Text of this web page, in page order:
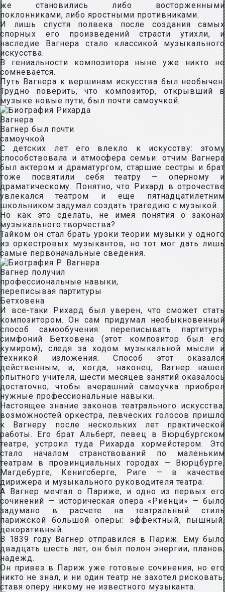
же становились либо восторженными
поклонниками, либо яростными противниками.
И лишь спустя полвека после создания самых
спорных его произведений страсти утихли, и
наследие Вагнера стало классикой музыкального
искусства.
В гениальности композитора ныне уже никто не
сомневается.
Путь Вагнера к вершинам искусства был необычен.
Трудно поверить, что композитор, открывший в
музыке новые пути, был почти самоучкой.
Вагнер был почти
самоучкой
С детских лет его влекло к искусству: этому
способствовала и атмосфера семьи: отчим Вагнера
был актером и драматургом, старшие сестры и брат
тоже посвятили себя театру — оперному и
драматическому. Понятно, что Рихард в отрочестве
увлекался театром и еще пятнадцатилетним
школьником задумал создать трагедию с музыкой.
Но как это сделать, не имея понятия о законах
музыкального творчества?
Тайком он стал брать уроки теории музыки у одного
из оркестровых музыкантов, но тот мог дать лишь
самые первоначальные сведения.
Вагнер получил
профессиональные навыки,
переписывая партитуры
Бетховена
И все-таки Рихард был уверен, что сможет стать
композитором. Он сам придумал необыкновенный
способ самообучения: переписывать партитуры
симфоний Бетховена (этот композитор был его
кумиром), следя за ходом музыкальной мысли и
техникой изложения. Способ этот оказался
действенным, и, когда, наконец, Вагнер нашел
опытного учителя, шести месяцев занятий оказалось
достаточно, чтобы вчерашний самоучка приобрел
нужные профессиональные навыки.
Настоящее знание законов театрального искусства,
возможностей оркестра, певческих голосов пришло
к Вагнеру после нескольких лет практической
работы. Его брат Альберт, певец в Вюрцбургском
театре, устроил туда Рихарда хормейстером. Это
стало началом странствований по маленьким
театрам в провинциальных городах — Вюрцбурге,
Магдебурге, Кенигсберге, Риге — в качестве
дирижера и музыкального руководителя театра.
А Вагнер мечтал о Париже, и одно из первых его
сочинений — историческая опера «Риенци» — было
задумано в расчете на театральный стиль
парижской большой оперы: эффектный, пышный,
декоративный.
В 1839 году Вагнер отправился в Париж. Ему было
двадцать шесть лет, он был полон энергии, планов,
надежд.
Он привез в Париж уже готовые сочинения, но его
никто не знал, и ни один театр не захотел рисковать,
ставя оперу никому не известного музыканта.